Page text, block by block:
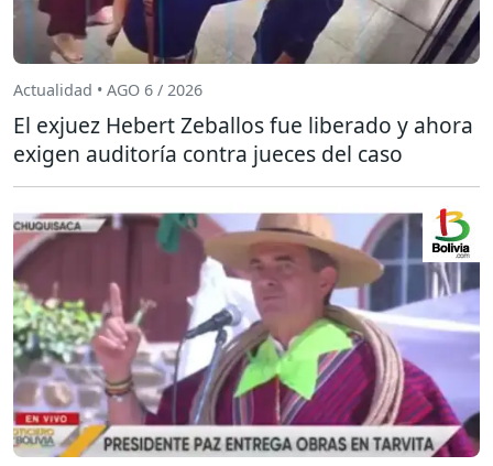
Actualidad • AGO 6 / 2026
El exjuez Hebert Zeballos fue liberado y ahora
exigen auditoría contra jueces del caso